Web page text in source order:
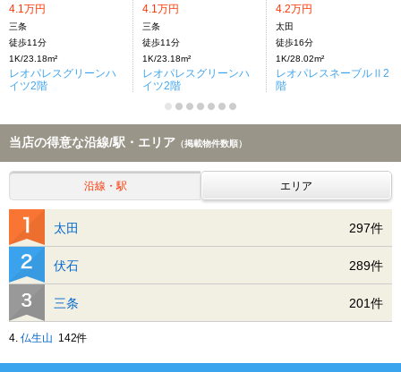
4.1万円
三条
徒歩11分
1K/23.18m²
レオパレスグリーンハ
イツ2階
4.1万円
三条
徒歩11分
1K/23.18m²
レオパレスグリーンハ
イツ2階
4.2万円
太田
徒歩16分
1K/28.02m²
レオパレスネーブルⅡ2
階
当店の得意な沿線/駅・エリア （掲載物件数順）
沿線・駅 エリア
太田 297件
伏石 289件
三条 201件
4. 仏生山 142件